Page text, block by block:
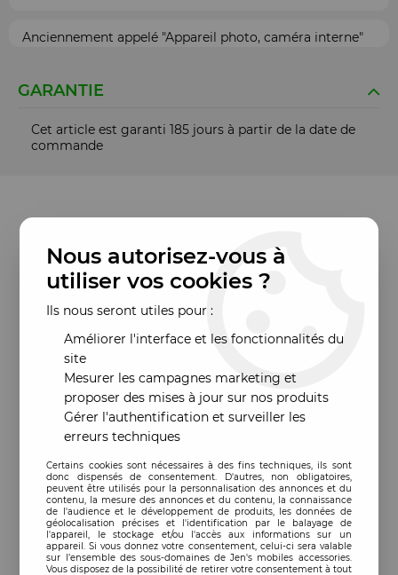
Anciennement appelé "Appareil photo, caméra interne"
GARANTIE
Cet article est garanti 185 jours à partir de la date de
commande
Nous autorisez-vous à
utiliser vos cookies ?
Ils nous seront utiles pour :
Améliorer l'interface et les fonctionnalités du
site
Mesurer les campagnes marketing et
proposer des mises à jour sur nos produits
Gérer l'authentification et surveiller les
erreurs techniques
Certains cookies sont nécessaires à des fins techniques, ils sont
donc dispensés de consentement. D'autres, non obligatoires,
peuvent être utilisés pour la personnalisation des annonces et du
contenu, la mesure des annonces et du contenu, la connaissance
de l'audience et le développement de produits, les données de
géolocalisation précises et l'identification par le balayage de
l'appareil, le stockage et/ou l'accès aux informations sur un
appareil. Si vous donnez votre consentement, celui-ci sera valable
sur l’ensemble des sous-domaines de Jen's mobiles accessories.
Vous disposez de la possibilité de retirer votre consentement à tout